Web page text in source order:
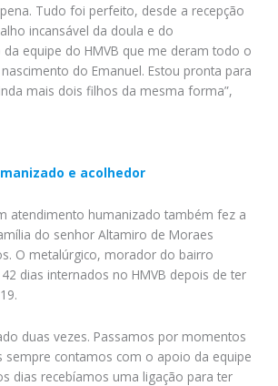
Tudo foi perfeito, desde a recepção
incansável da doula e do
equipe do HMVB que me deram todo o
do Emanuel. Estou pronta para
mais dois filhos da mesma forma”,
e acolhedor
atendimento humanizado também fez a
do senhor Altamiro de Moraes
O metalúrgico, morador do bairro
dias internados no HMVB depois de ter
duas vezes. Passamos por momentos
sempre contamos com o apoio da equipe
dias recebíamos uma ligação para ter